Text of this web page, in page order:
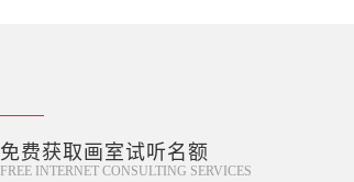
免费获取画室试听名额
FREE INTERNET CONSULTING SERVICES